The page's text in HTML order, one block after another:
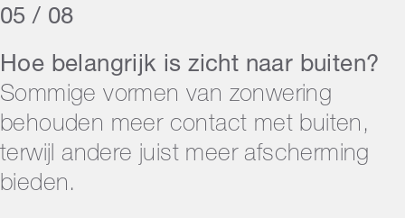
05 / 08
Hoe belangrijk is zicht naar buiten?
Sommige vormen van zonwering
behouden meer contact met buiten,
terwijl andere juist meer afscherming
bieden.